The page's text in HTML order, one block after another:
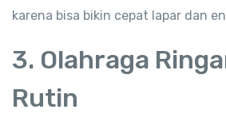
karena bisa bikin cepat lapar dan
3. Olahraga
Rutin